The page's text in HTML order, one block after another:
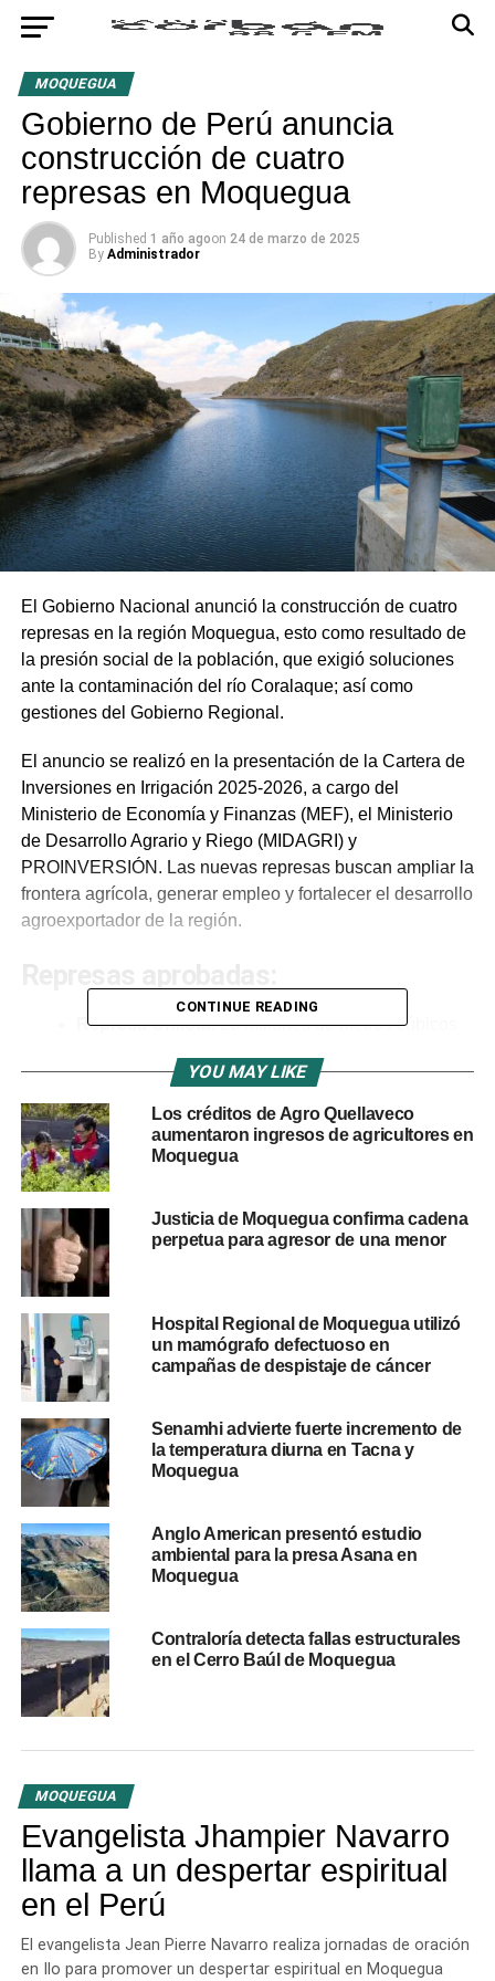
MOQUEGUA
Gobierno de Perú anuncia
construcción de cuatro
represas en Moquegua
Published 1 año agoon 24 de marzo de 2025
By Administrador
El Gobierno Nacional anunció la construcción de cuatro
represas en la región Moquegua, esto como resultado de
la presión social de la población, que exigió soluciones
ante la contaminación del río Coralaque; así como
gestiones del Gobierno Regional.
El anuncio se realizó en la presentación de la Cartera de
Inversiones en Irrigación 2025-2026, a cargo del
Ministerio de Economía y Finanzas (MEF), el Ministerio
de Desarrollo Agrario y Riego (MIDAGRI) y
PROINVERSIÓN. Las nuevas represas buscan ampliar la
frontera agrícola, generar empleo y fortalecer el desarrollo
agroexportador de la región.
Represa Chilota: 20 millones de metros cúbicos
Represa Coralaque: 120 millones de metros
cúbicos (MM³)
Represa Cuturi: 20,4 millones de metros cúbicos
(MM³)
Represa Tambillo: 4,5 millones de metros cúbicos
(MM³)
Reformulación de la Represa Paltuture
MIDAGRI
Estas infraestructuras forman parte de un paquete de 22
proyectos a nivel nacional, con una inversión superior a
los 24 mil millones de dólares, destinados a mitigar la
crisis hídrica en 14 regiones del país.
Firma de convenio y declaraciones
La gobernadora Gilia Gutiérrez Ayala anunció que el 4 de
abril se suscribirá un convenio entre el Gobierno
Regional de Moquegua y el MIDAGRI, con la presencia
de autoridades locales y el comité técnico. «Desde el
inicio de nuestra gestión, priorizamos el tema hídrico.
Esta victoria es resultado del esfuerzo del pueblo y del
trabajo conjunto con alcaldes y el comité técnico de
La construcción de estas represas asegurará el
cúbicos de agua para consumo humano y riego agrícola,
consolidando a Moquegua como un eje clave en la
producción agroexportadora.
Apoyo técnico y gestión
CONTINUE READING
YOU MAY LIKE
Los créditos de Agro Quellaveco
aumentaron ingresos de agricultores en
Moquegua
Justicia de Moquegua confirma cadena
perpetua para agresor de una menor
Hospital Regional de Moquegua utilizó
un mamógrafo defectuoso en
campañas de despistaje de cáncer
Senamhi advierte fuerte incremento de
la temperatura diurna en Tacna y
Moquegua
Anglo American presentó estudio
ambiental para la presa Asana en
Moquegua
Contraloría detecta fallas estructurales
en el Cerro Baúl de Moquegua
MOQUEGUA
Evangelista Jhampier Navarro
llama a un despertar espiritual
en el Perú
El evangelista Jean Pierre Navarro realiza jornadas de oración
en Ilo para promover un despertar espiritual en Moquegua